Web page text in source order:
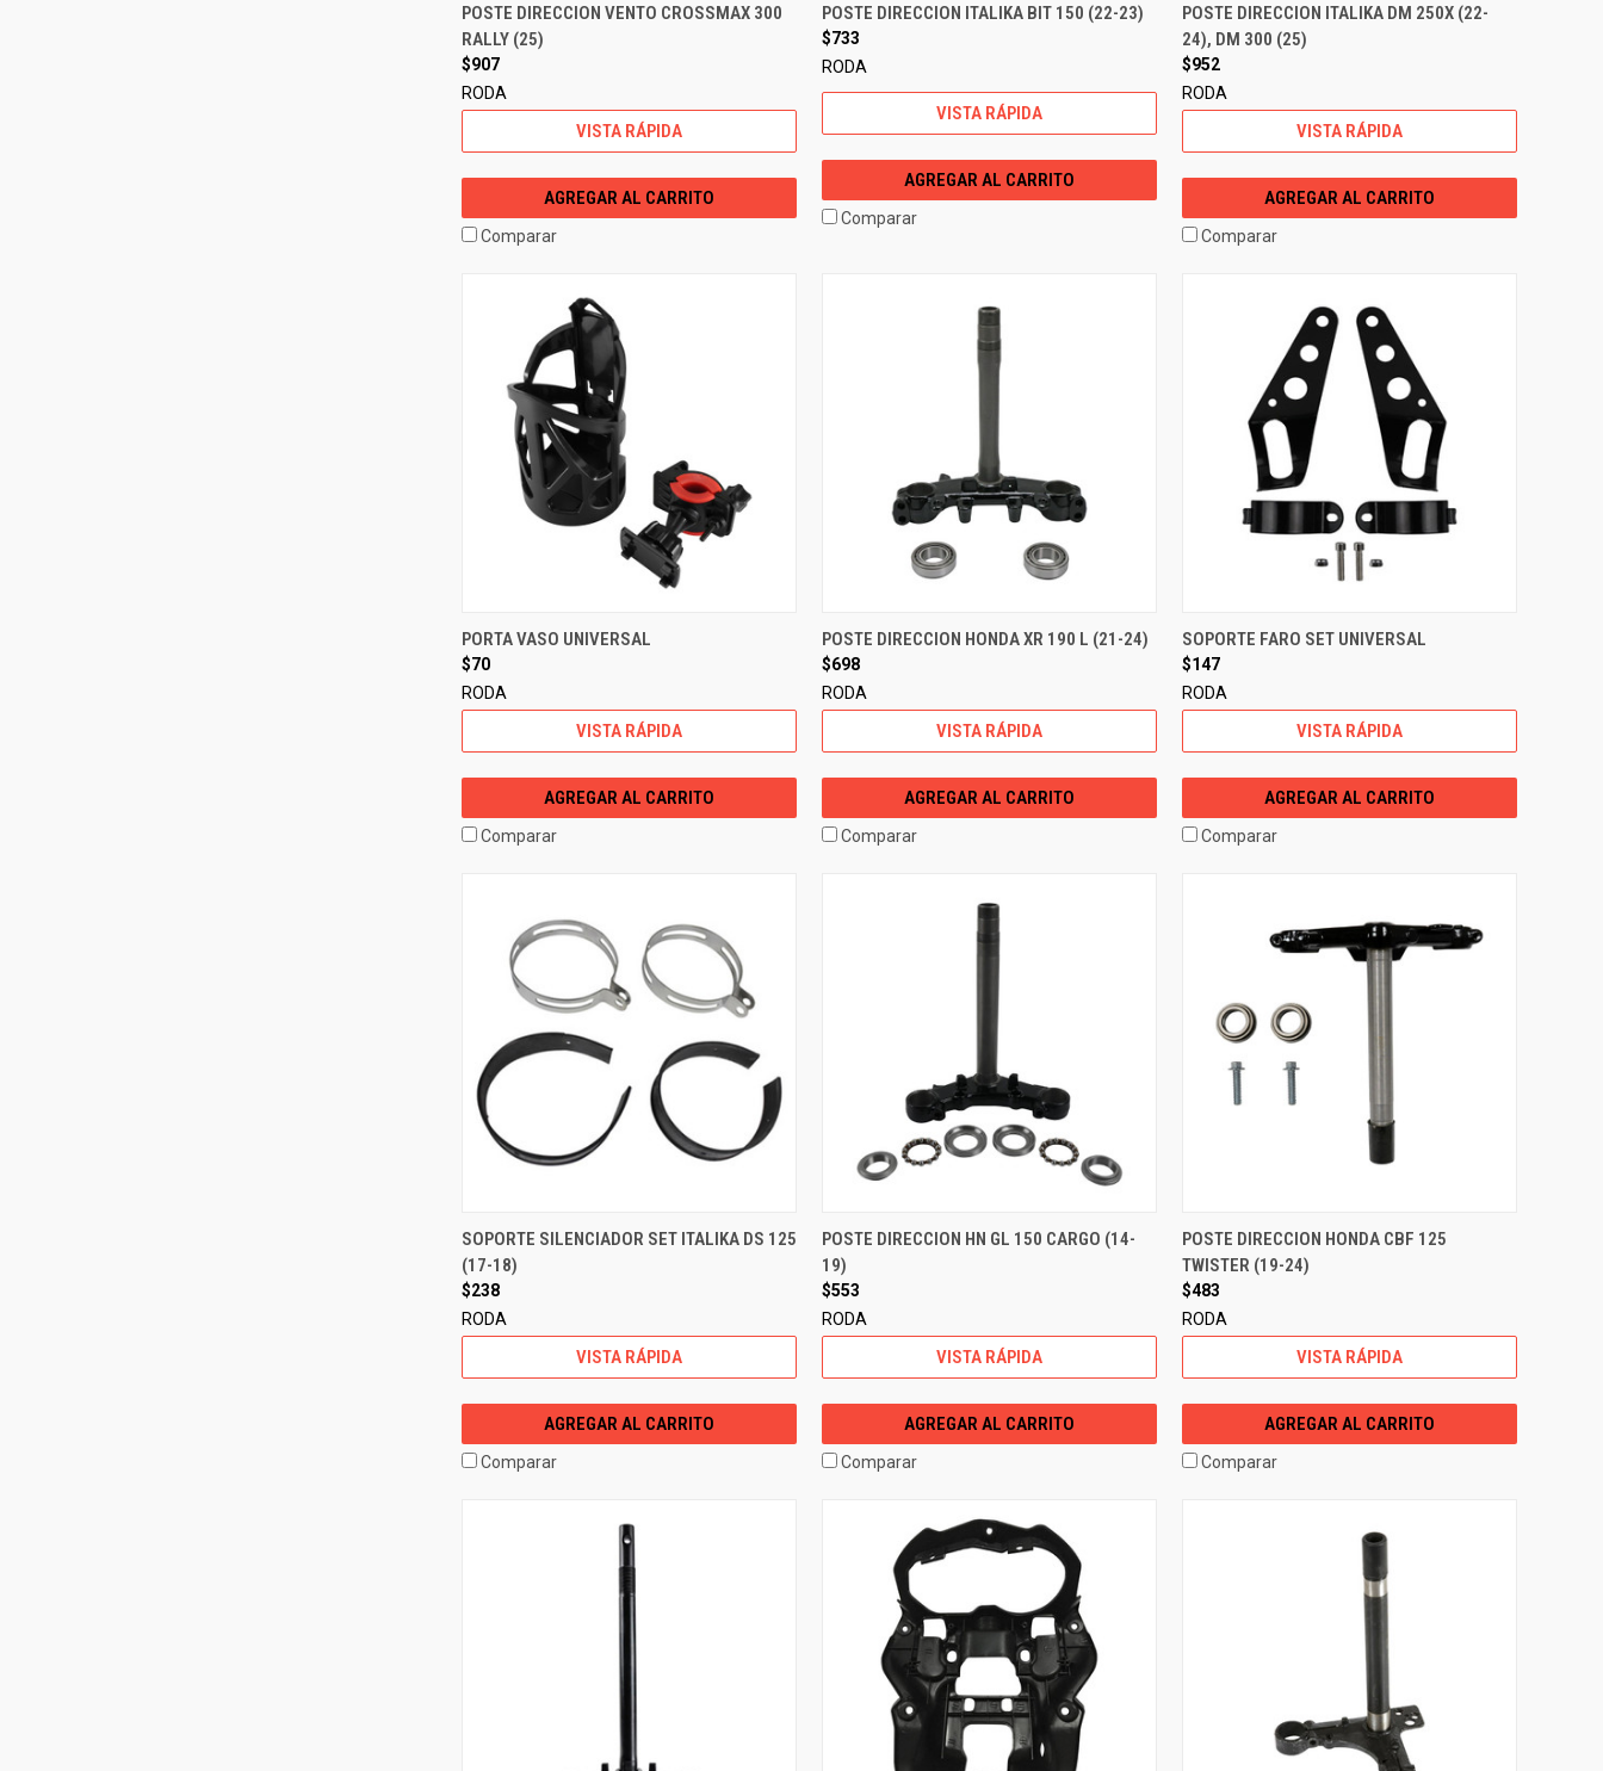
POSTE DIRECCION VENTO CROSSMAX 300
RALLY (25)
$907
RODA
VISTA RÁPIDA
AGREGAR AL CARRITO
Comparar
POSTE DIRECCION ITALIKA BIT 150 (22-23)
$733
RODA
VISTA RÁPIDA
AGREGAR AL CARRITO
Comparar
POSTE DIRECCION ITALIKA DM 250X (22-
24), DM 300 (25)
$952
RODA
VISTA RÁPIDA
AGREGAR AL CARRITO
Comparar
PORTA VASO UNIVERSAL
$70
RODA
VISTA RÁPIDA
AGREGAR AL CARRITO
Comparar
POSTE DIRECCION HONDA XR 190 L (21-24)
$698
RODA
VISTA RÁPIDA
AGREGAR AL CARRITO
Comparar
SOPORTE FARO SET UNIVERSAL
$147
RODA
VISTA RÁPIDA
AGREGAR AL CARRITO
Comparar
SOPORTE SILENCIADOR SET ITALIKA DS 125
(17-18)
$238
RODA
VISTA RÁPIDA
AGREGAR AL CARRITO
Comparar
POSTE DIRECCION HN GL 150 CARGO (14-
19)
$553
RODA
VISTA RÁPIDA
AGREGAR AL CARRITO
Comparar
POSTE DIRECCION HONDA CBF 125
TWISTER (19-24)
$483
RODA
VISTA RÁPIDA
AGREGAR AL CARRITO
Comparar